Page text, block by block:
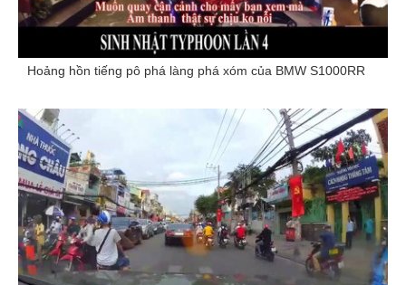
Hoảng hồn tiếng pô phá làng phá xóm của BMW S1000RR